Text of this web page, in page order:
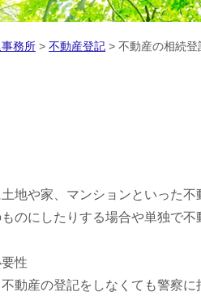
務所 > 不動産登記 > 不動産の相続登
地や家、マンションといった
のにしたりする場合や単独で
性
動産の登記をしなくても警察